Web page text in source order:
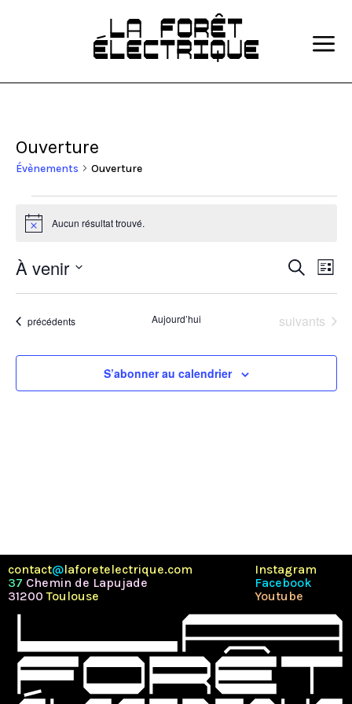
Ouverture
Évènements Ouverture
Notice Aucun résultat trouvé.
de
Recherche
de
Liste
À venir
date.Évènements
précédents Aujourd’hui Évènements
suivants
S’abonner au calendrier
contact@laforetelectrique.com
37 Chemin de Lapujade
31200Toulouse
Instagram
Facebook
Youtube
a